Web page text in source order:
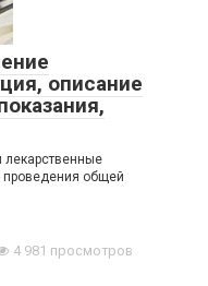
описание
лекарственные
проведения общей
4 981 просмотров